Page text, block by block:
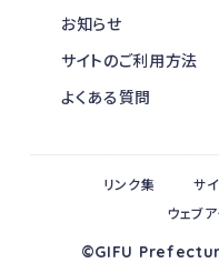
お知らせ
サイトのご利用方法
よくある質問
©GIFU
リンク集 サ
ウェブ